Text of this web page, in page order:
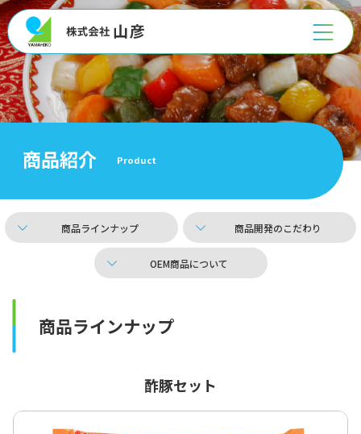
HOME
会社案内
生産体制
商品紹介 Product
商品ラインナップ 商品開発のこだわり
OEM商品について
商品ラインナップ
酢豚セット